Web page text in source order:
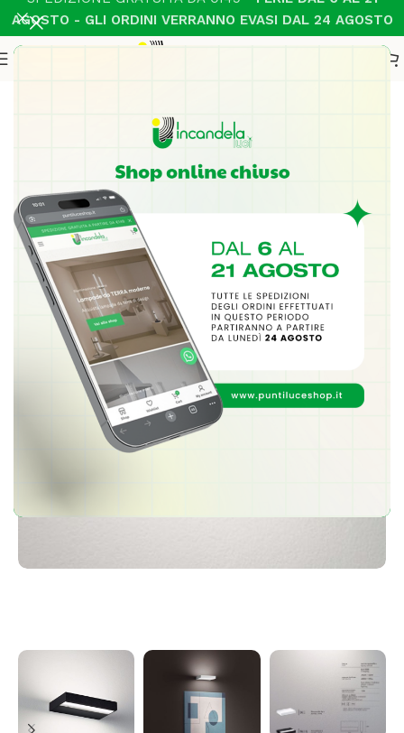
AGOSTO - GLI ORDINI VERRANNO EVASI DAL 24 AGOSTO